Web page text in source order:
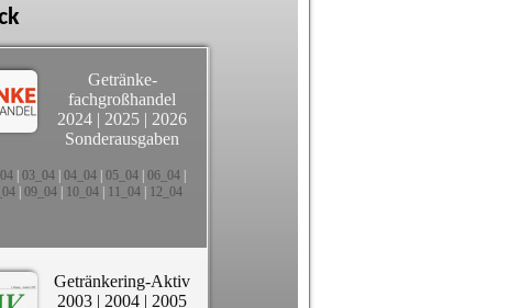
Getränke-
fachgroßhandel
2024 | 2025 | 2026
Sonderausgaben
| 03_04| 04_04| 05_04| 06_04|
09_04 10_04 11_04 12_04
Getränkering-Aktiv
2003 | 2004 | 2005